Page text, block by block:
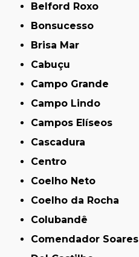
Belford Roxo
Bonsucesso
Brisa Mar
Cabuçu
Campo Grande
Campo Lindo
Campos Elíseos
Cascadura
Centro
Coelho Neto
Coelho da Rocha
Colubandê
Comendador Soares